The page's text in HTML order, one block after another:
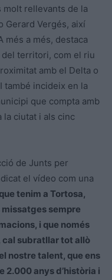
molt rellevants de la
Gerard Vergés, així
més a més, destaca
territori, com el riu
amb el Delta o
també incideix en la
que compta amb
ciutat i als cinc
de Junts per
el vídeo com una
tenim a Tortosa,
missatges sempre
i que només
subratllar tot allò
nostre talent, que ens
2.000 anys d’història i